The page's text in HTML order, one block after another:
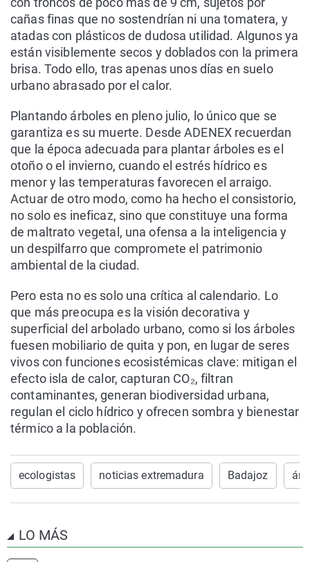
cañas finas que no sostendrían ni una tomatera, y
atadas con plásticos de dudosa utilidad. Algunos ya
están visiblemente secos y doblados con la primera
brisa. Todo ello, tras apenas unos días en suelo
urbano abrasado por el calor.
Plantando árboles en pleno julio, lo único que se
garantiza es su muerte. Desde ADENEX recuerdan
que la época adecuada para plantar árboles es el
otoño o el invierno, cuando el estrés hídrico es
menor y las temperaturas favorecen el arraigo.
Actuar de otro modo, como ha hecho el consistorio,
no solo es ineficaz, sino que constituye una forma
de maltrato vegetal, una ofensa a la inteligencia y
un despilfarro que compromete el patrimonio
ambiental de la ciudad.
Pero esta no es solo una crítica al calendario. Lo
que más preocupa es la visión decorativa y
superficial del arbolado urbano, como si los árboles
fuesen mobiliario de quita y pon, en lugar de seres
vivos con funciones ecosistémicas clave: mitigan el
efecto isla de calor, capturan CO₂, filtran
contaminantes, generan biodiversidad urbana,
regulan el ciclo hídrico y ofrecen sombra y bienestar
térmico a la población.
ecologistas noticias extremadura Badajoz
LO MÁS